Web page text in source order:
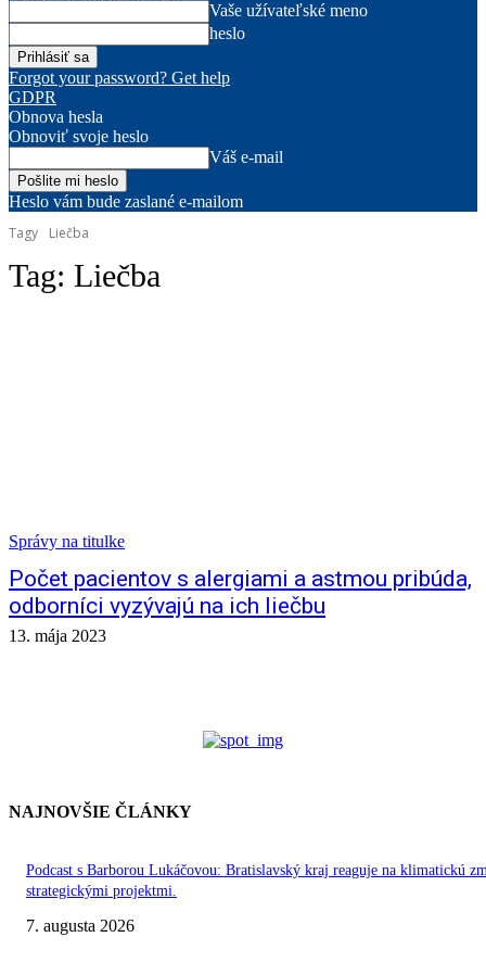
Vaše užívateľské meno
heslo
Forgot your password? Get help
GDPR
Obnova hesla
Obnoviť svoje heslo
Váš e-mail
Heslo vám bude zaslané e-mailom
Tagy
Liečba
Tag: Liečba
Správy na titulke
Počet pacientov s alergiami a astmou pribúda,
odborníci vyzývajú na ich liečbu
13. mája 2023
NAJNOVŠIE ČLÁNKY
Podcast s Barborou Lukáčovou: Bratislavský kraj reaguje na klimatickú
strategickými projektmi.
7. augusta 2026